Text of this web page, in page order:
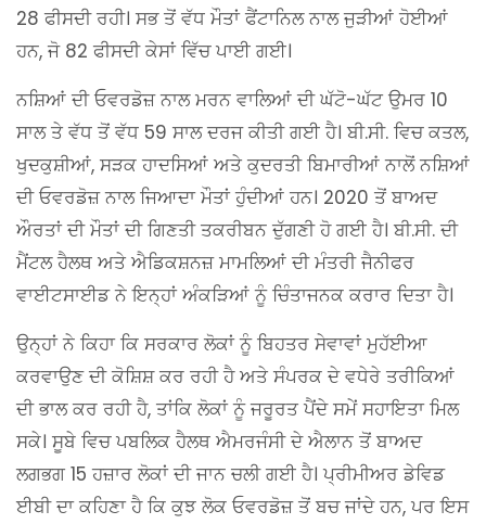
28 ਫੀਸਦੀ ਰਹੀ। ਸਭ ਤੋਂ ਵੱਧ ਮੌਤਾਂ ਫੈਂਟਾਨਿਲ ਨਾਲ ਜੁੜੀਆਂ ਹੋਈਆਂ
ਹਨ, ਜੋ 82 ਫੀਸਦੀ ਕੇਸਾਂ ਵਿੱਚ ਪਾਈ ਗਈ।
ਨਸ਼ਿਆਂ ਦੀ ਓਵਰਡੋਜ਼ ਨਾਲ ਮਰਨ ਵਾਲਿਆਂ ਦੀ ਘੱਟੋ-ਘੱਟ ਉਮਰ 10
ਸਾਲ ਤੇ ਵੱਧ ਤੋਂ ਵੱਧ 59 ਸਾਲ ਦਰਜ ਕੀਤੀ ਗਈ ਹੈ। ਬੀ.ਸੀ. ਵਿਚ ਕਤਲ,
ਖੁਦਕੁਸ਼ੀਆਂ, ਸੜਕ ਹਾਦਸਿਆਂ ਅਤੇ ਕੁਦਰਤੀ ਬਿਮਾਰੀਆਂ ਨਾਲੋਂ ਨਸ਼ਿਆਂ
ਦੀ ਓਵਰਡੋਜ਼ ਨਾਲ ਜਿਆਦਾ ਮੌਤਾਂ ਹੁੰਦੀਆਂ ਹਨ। 2020 ਤੋਂ ਬਾਅਦ
ਔਰਤਾਂ ਦੀ ਮੌਤਾਂ ਦੀ ਗਿਣਤੀ ਤਕਰੀਬਨ ਦੁੱਗਣੀ ਹੋ ਗਈ ਹੈ। ਬੀ.ਸੀ. ਦੀ
ਮੈਂਟਲ ਹੈਲਥ ਅਤੇ ਐਡਿਕਸ਼ਨਜ਼ ਮਾਮਲਿਆਂ ਦੀ ਮੰਤਰੀ ਜੈਨੀਫਰ
ਵਾਈਟਸਾਈਡ ਨੇ ਇਨ੍ਹਾਂ ਅੰਕੜਿਆਂ ਨੂੰ ਚਿੰਤਾਜਨਕ ਕਰਾਰ ਦਿਤਾ ਹੈ।
ਉਨ੍ਹਾਂ ਨੇ ਕਿਹਾ ਕਿ ਸਰਕਾਰ ਲੋਕਾਂ ਨੂੰ ਬਿਹਤਰ ਸੇਵਾਵਾਂ ਮੁਹੱਈਆ
ਕਰਵਾਉਣ ਦੀ ਕੋਸ਼ਿਸ਼ ਕਰ ਰਹੀ ਹੈ ਅਤੇ ਸੰਪਰਕ ਦੇ ਵਧੇਰੇ ਤਰੀਕਿਆਂ
ਦੀ ਭਾਲ ਕਰ ਰਹੀ ਹੈ, ਤਾਂਕਿ ਲੋਕਾਂ ਨੂੰ ਜਰੂਰਤ ਪੈਂਦੇ ਸਮੇਂ ਸਹਾਇਤਾ ਮਿਲ
ਸਕੇ। ਸੂਬੇ ਵਿਚ ਪਬਲਿਕ ਹੈਲਥ ਐਮਰਜੰਸੀ ਦੇ ਐਲਾਨ ਤੋਂ ਬਾਅਦ
ਲਗਭਗ 15 ਹਜ਼ਾਰ ਲੋਕਾਂ ਦੀ ਜਾਨ ਚਲੀ ਗਈ ਹੈ। ਪ੍ਰੀਮੀਅਰ ਡੇਵਿਡ
ਈਬੀ ਦਾ ਕਹਿਣਾ ਹੈ ਕਿ ਕੁਝ ਲੋਕ ਓਵਰਡੋਜ਼ ਤੋਂ ਬਚ ਜਾਂਦੇ ਹਨ, ਪਰ ਇਸ